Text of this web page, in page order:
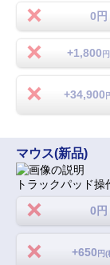
0円
+1,800
+34,900
マウス(新品)
トラックパッド
0円
+650 円(